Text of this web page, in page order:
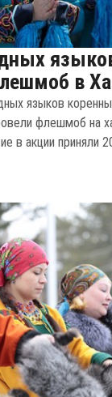
в
языков
флешмоб на
в акции приняли